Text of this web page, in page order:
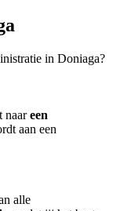
in Doniaga?
naareen
aan een
alle